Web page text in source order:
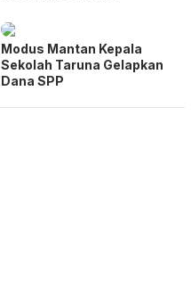
Modus Mantan Kepala
Sekolah Taruna Gelapkan
Dana SPP